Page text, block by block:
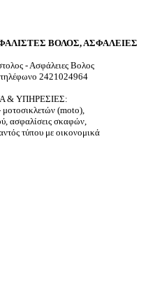
ΒΟΛΟΣ, ΑΣΦΑΛΕΙΕΣ
- Ασφάλειες Βολος
2421024964
& ΥΠΗΡΕΣΙΕΣ:
μοτοσικλετών (moto),
ασφαλίσεις σκαφών,
τύπου με οικονομικά